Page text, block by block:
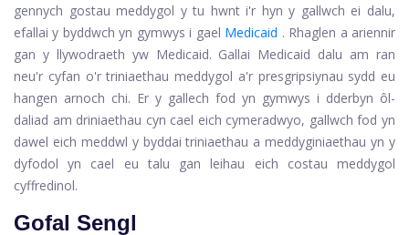
gennych gostau meddygol y tu hwnt i'r hyn y gallwch ei dalu,
efallai y byddwch yn gymwys i gael Medicaid . Rhaglen a ariennir
gan y llywodraeth yw Medicaid. Gallai Medicaid dalu am ran
neu'r cyfan o'r triniaethau meddygol a'r presgripsiynau sydd eu
hangen arnoch chi. Er y gallech fod yn gymwys i dderbyn ôl-
daliad am driniaethau cyn cael eich cymeradwyo, gallwch fod yn
dawel eich meddwl y byddai triniaethau a meddyginiaethau yn y
dyfodol yn cael eu talu gan leihau eich costau meddygol
cyffredinol.
Gofal Sengl